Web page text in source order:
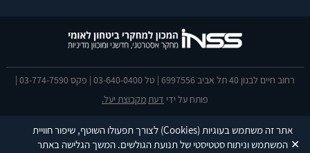
אתר זה משתמש בעוגיות(Cookies) לצורך תפעולו השוטף, שיפור חוויית
המשתמש וניתוח סטטיסטי של תנועת הגולשים. המשך הגלישה באתר ✕
רחוב חיים לבנון 40 תל אביב 6997556 | טל 03-640-0400 | פקס 03-774-7590 |
פותח על ידי דעתמקבוצת יעל.
This site is protected by reCAPTCHA and the Google Privacy Policyand